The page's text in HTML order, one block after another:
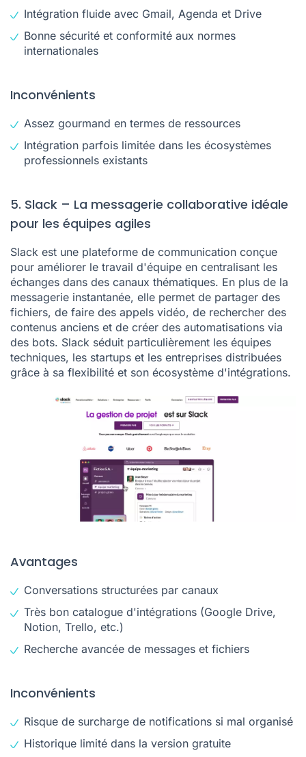
Intégration fluide avec Gmail, Agenda et Drive
Bonne sécurité et conformité aux normes
internationales
Inconvénients
Assez gourmand en termes de ressources
Intégration parfois limitée dans les écosystèmes
professionnels existants
5. Slack – La messagerie collaborative idéale
pour les équipes agiles
Slack est une plateforme de communication conçue
pour améliorer le travail d'équipe en centralisant les
échanges dans des canaux thématiques. En plus de la
messagerie instantanée, elle permet de partager des
fichiers, de faire des appels vidéo, de rechercher des
contenus anciens et de créer des automatisations via
des bots. Slack séduit particulièrement les équipes
techniques, les startups et les entreprises distribuées
grâce à sa flexibilité et son écosystème d'intégrations.
Avantages
Conversations structurées par canaux
Très bon catalogue d'intégrations (Google Drive,
Notion, Trello, etc.)
Recherche avancée de messages et fichiers
Inconvénients
Risque de surcharge de notifications si mal organisé
Historique limité dans la version gratuite